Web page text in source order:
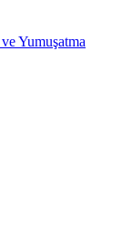
Yumuşatma